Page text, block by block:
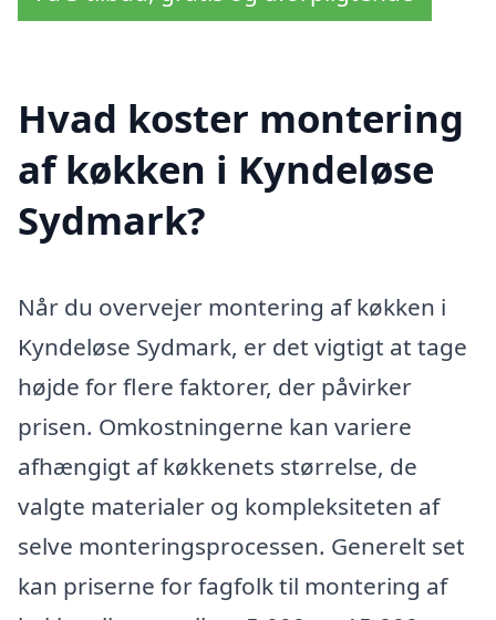
Hvad koster montering
af køkken i Kyndeløse
Sydmark?
Når du overvejer montering af køkken i
Kyndeløse Sydmark, er det vigtigt at tage
højde for flere faktorer, der påvirker
prisen. Omkostningerne kan variere
afhængigt af køkkenets størrelse, de
valgte materialer og kompleksiteten af
selve monteringsprocessen. Generelt set
kan priserne for fagfolk til montering af